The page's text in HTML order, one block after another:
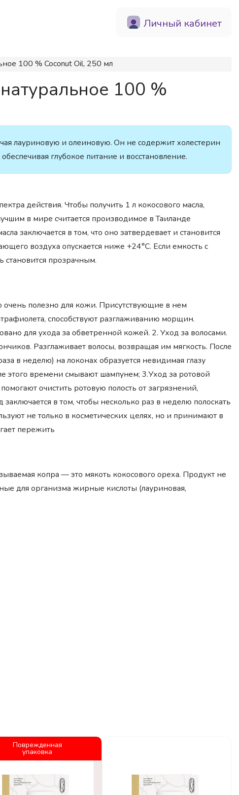
Личный кабинет
100 % Coconut Oil, 250 мл
100 %
лауриновую и олеиновую. Он не содержит холестерин
глубокое питание и восстановление.
действия. Чтобы получить 1 л кокосового масла,
в мире считается производимое в Таиланде
заключается в том, что оно затвердевает и становится
воздуха опускается ниже +24°C. Если емкость с
становится прозрачным.
очень полезно для кожи. Присутствующие в нем
способствуют разглаживанию морщин.
для ухода за обветренной кожей. 2. Уход за волосами.
Разглаживает волосы, возвращая им мягкость. После
в неделю) на локонах образуется невидимая глазу
этого времени смывают шампунем; 3.Уход за ротовой
очистить ротовую полость от загрязнений,
в том, чтобы несколько раз в неделю полоскать
не только в косметических целях, но и принимают в
пережить
копра — это мякоть кокосового ореха. Продукт не
для организма жирные кислоты (лауриновая,
Поврежденная
упаковка